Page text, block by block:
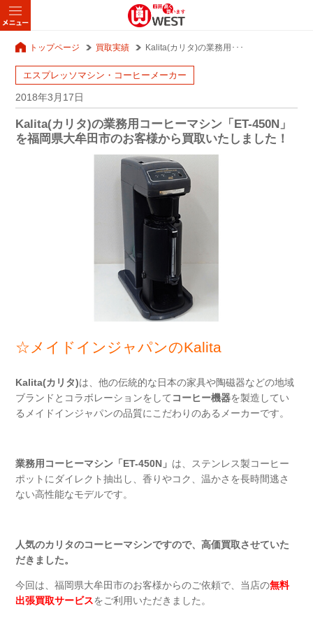
トップページ 買取実績 Kalita(カリタ)の業務用･･･
エスプレッソマシン・コーヒーメーカー
2018年3月17日
Kalita(カリタ)の業務用コーヒーマシン「ET-450N」
を福岡県大牟田市のお客様から買取いたしました！
☆メイドインジャパンのKalita
Kalita(カリタ)は、他の伝統的な日本の家具や陶磁器などの地域
ブランドとコラボレーションをして コーヒー機器を製造してい
るメイドインジャパンの品質にこだわりのあるメーカーです。
業務用コーヒーマシン「ET-450N」 は、ステンレス製コーヒー
ポットにダイレクト抽出し、香りやコク、温かさを長時間逃さ
ない高性能なモデルです。
人気のカリタのコーヒーマシンですので、高価買取させていた
だきました。
今回は、福岡県大牟田市のお客様からのご依頼で、当店の無料
出張買取サービスをご利用いただきました。